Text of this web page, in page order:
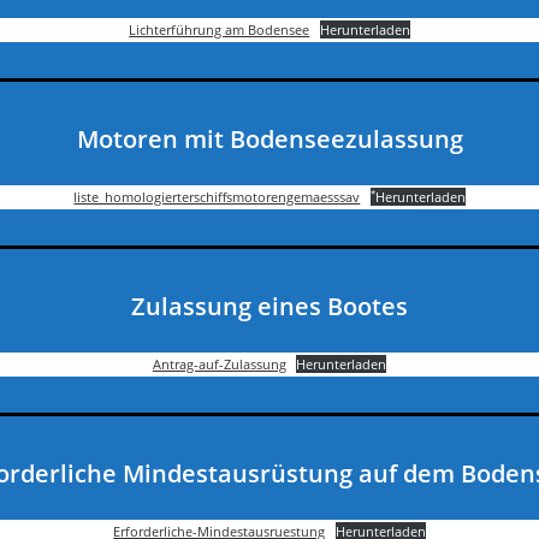
Lichterführung am Bodensee Herunterladen
Motoren mit Bodenseezulassung
liste_homologierterschiffsmotorengemaesssav *Herunterladen
Zulassung eines Bootes
Antrag-auf-Zulassung Herunterladen
Mindestausrüstung auf dem
Erforderliche-Mindestausruestung Herunterladen